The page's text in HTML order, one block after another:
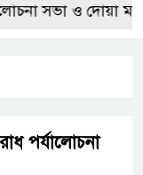
সভা ও দোয়া
পর্যালোচনা